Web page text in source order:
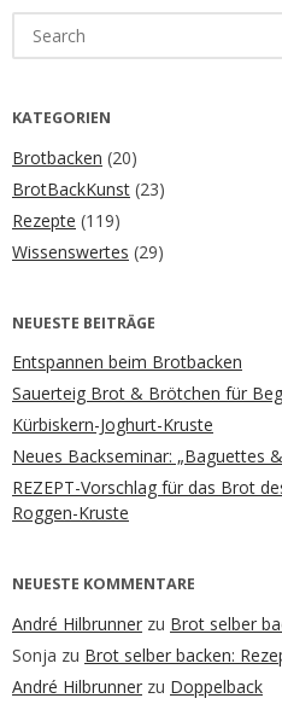
for:
KATEGORIEN
Brotbacken (20)
BrotBackKunst (23)
Rezepte (119)
Wissenswertes (29)
NEUESTE BEITRÄGE
Entspannen beim Brotbacken
Sauerteig Brot & Brötchen für
Kürbiskern-Joghurt-Kruste
Neues Backseminar: „Baguettes
REZEPT-Vorschlag für das Brot
Roggen-Kruste
NEUESTE KOMMENTARE
André Hilbrunner zu Brot selber
Sonja zu Brot selber backen:
André Hilbrunner zu Doppelback